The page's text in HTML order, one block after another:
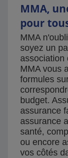
MMA,
pour
MMA
soyez un
association
MMA vous
formules
budget.
assurance
assurance
santé,
ou encore
vos côtés